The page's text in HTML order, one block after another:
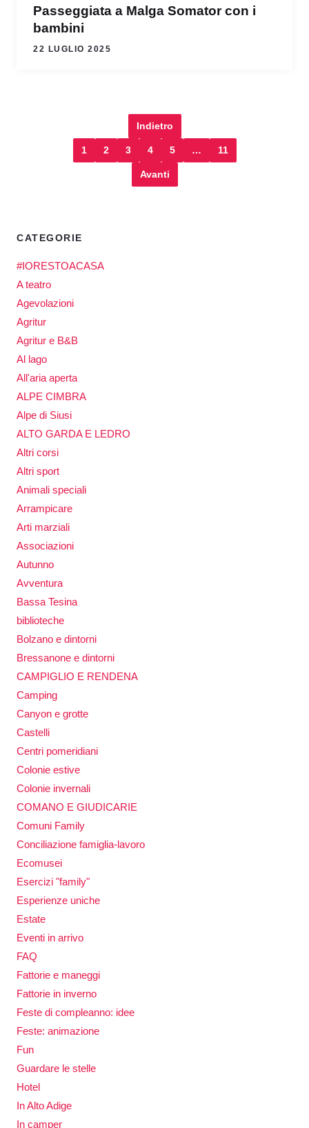
Passeggiata a Malga Somator con i
bambini
22 LUGLIO 2025
Indietro
1 2 3 4 5 … 11
Avanti
CATEGORIE
#IORESTOACASA
A teatro
Agevolazioni
Agritur
Agritur e B&B
Al lago
All'aria aperta
ALPE CIMBRA
Alpe di Siusi
ALTO GARDA E LEDRO
Altri corsi
Altri sport
Animali speciali
Arrampicare
Arti marziali
Associazioni
Autunno
Avventura
Bassa Tesina
biblioteche
Bolzano e dintorni
Bressanone e dintorni
CAMPIGLIO E RENDENA
Camping
Canyon e grotte
Castelli
Centri pomeridiani
Colonie estive
Colonie invernali
COMANO E GIUDICARIE
Comuni Family
Conciliazione famiglia-lavoro
Ecomusei
Esercizi "family"
Esperienze uniche
Estate
Eventi in arrivo
FAQ
Fattorie e maneggi
Fattorie in inverno
Feste di compleanno: idee
Feste: animazione
Fun
Guardare le stelle
Hotel
In Alto Adige
In camper